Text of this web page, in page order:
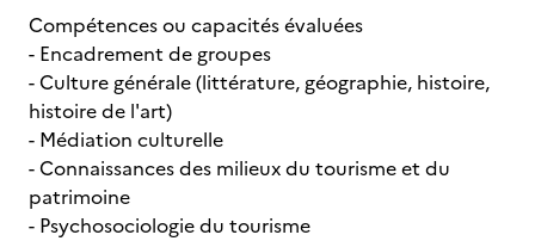
Compétences ou capacités évaluées
- Encadrement de groupes
- Culture générale (littérature, géographie, histoire,
histoire de l'art)
- Médiation culturelle
- Connaissances des milieux du tourisme et du
patrimoine
- Psychosociologie du tourisme